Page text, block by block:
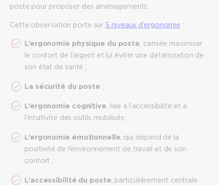
poste pour proposer des aménagements.
Cette observation porte sur 5 niveaux d’ergonomie :
L’ergonomie physique du poste, censée maximiser
le confort de l’argent et lui éviter une détérioration de
son état de santé ;
La sécurité du poste ;
L’ergonomie cognitive, liée à l’accessibilité et à
l’intuitivité des outils mobilisés ;
L’ergonomie émotionnelle, qui dépend de la
positivité de l’environnement de travail et de son
confort ;
L’accessibilité du poste, particulièrement centrale